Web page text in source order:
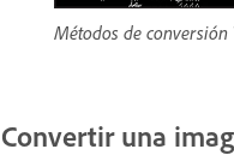
Métodos de
Convertir una